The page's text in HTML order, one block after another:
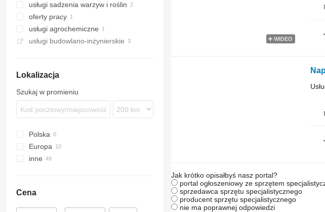
wystawy sprzętu budowlanego
wystawy ciężarówek
usługi sadzenia warzyw i roślin
oferty pracy
usługi agrochemiczne
usługi budowlano-inżynierskie
Lokalizacja
Szukaj w promieniu
Polska
Europa
Hiszpania
inne
Cena
WIDEO
Jak krótko opisałbyś nasz portal?
portal ogłoszeniowy ze sprzętem
sprzedawca sprzętu specjalistycznego
producent sprzętu specjalistycznego
nie ma poprawnej odpowiedzi